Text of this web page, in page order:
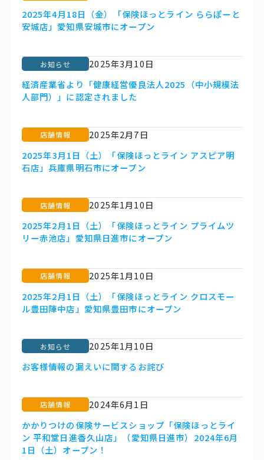
2025年4月18日（金）「保険ほっとライン ららぽーと
安城店」愛知県安城市にオープン
お知らせ
2025年3月10日
経済産業省より「健康経営優良法人2025（中小規模法
人部門）」に認定されました
店舗情報
2025年2月7日
2025年3月1日（土）「保険ほっとライン アスピア明
石店」兵庫県明石市にオープン
店舗情報
2025年1月10日
2025年2月1日（土）「保険ほっとライン プライムツ
リー赤池店」愛知県日進市にオープン
店舗情報
2025年1月10日
2025年2月1日（土）「保険ほっとライン クロスモー
ル豊田陣中店」愛知県豊田市にオープン
お知らせ
2025年1月10日
お客様情報の漏えいに関するお詫び
店舗情報
2024年6月1日
かかりつけの保険サービスショップ「保険ほっとライ
ン 平和堂日進香久山店」（愛知県日進市）2024年6月
1日（土）オープン！